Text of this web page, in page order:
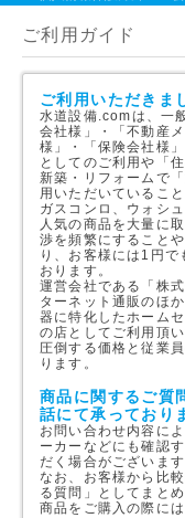
ご利用ガイド
ご利用いただきま
水道設備.comは、一
会社様」・「不動産
様」・「保険会社様
としてのご利用や「
新築・リフォームで
用いただいているこ
ガスコンロ、ウォシ
人気の商品を大量に
渉を頻繁にすること
り、お客様には1円で
おります。
運営会社である「株
ターネット通販のほ
器に特化したホーム
の店としてご利用頂
圧倒する価格と従業
ります。
商品に関するご質
話にて承っており
お問い合わせ内容に
ーカーなどにも確認
だく場合がございま
なお、お客様から比
る質問」としてまとめ
商品をご購入の際に